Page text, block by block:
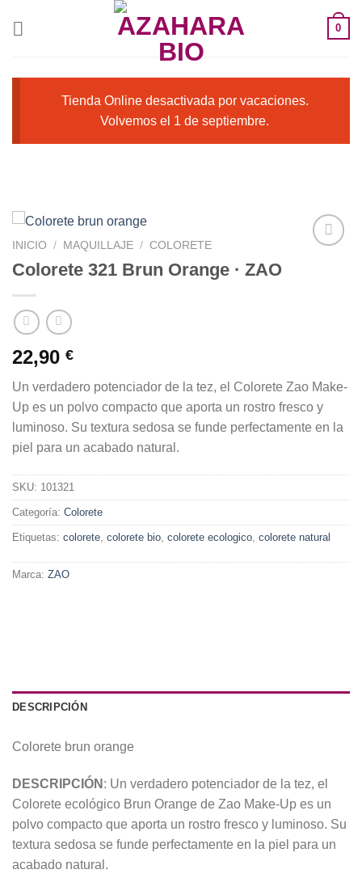
0
Tienda Online desactivada por vacaciones.
Volvemos el 1 de septiembre.
INICIO / MAQUILLAJE / COLORETE
Colorete 321 Brun Orange · ZAO
22,90 €
Un verdadero potenciador de la tez, el Colorete Zao Make-
Up es un polvo compacto que aporta un rostro fresco y
luminoso. Su textura sedosa se funde perfectamente en la
piel para un acabado natural.
SKU: 101321
Categoría: Colorete
Etiquetas: colorete, colorete bio, colorete ecologico, colorete natural
Marca: ZAO
DESCRIPCIÓN
Colorete brun orange
DESCRIPCIÓN : Un verdadero potenciador de la tez, el
Colorete ecológico Brun Orange de Zao Make-Up es un
polvo compacto que aporta un rostro fresco y luminoso. Su
textura sedosa se funde perfectamente en la piel para un
acabado natural.